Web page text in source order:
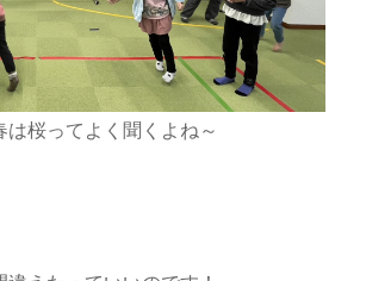
桜ってよく聞くよね～